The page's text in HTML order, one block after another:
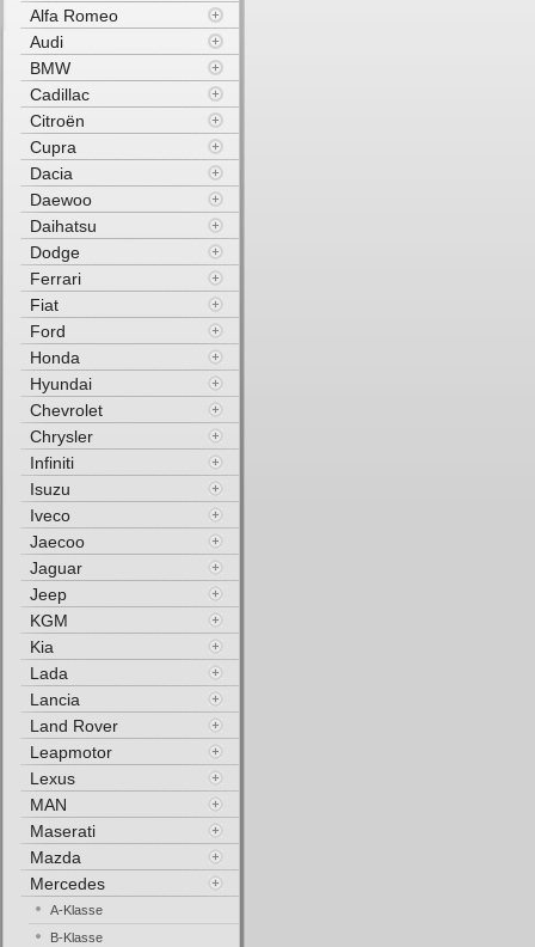
Alfa Romeo
Audi
BMW
Cadillac
Citroën
Cupra
Dacia
Daewoo
Daihatsu
Dodge
Ferrari
Fiat
Ford
Honda
Hyundai
Chevrolet
Chrysler
Infiniti
Isuzu
Iveco
Jaecoo
Jaguar
Jeep
KGM
Kia
Lada
Lancia
Land Rover
Leapmotor
Lexus
MAN
Maserati
Mazda
Mercedes
A-Klasse
B-Klasse